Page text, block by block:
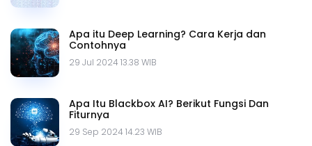
Apa itu Deep Learning? Cara Kerja dan
Contohnya
29 Jul 2024 13.38 WIB
Apa Itu Blackbox AI? Berikut Fungsi Dan
Fiturnya
29 Sep 2024 14.23 WIB